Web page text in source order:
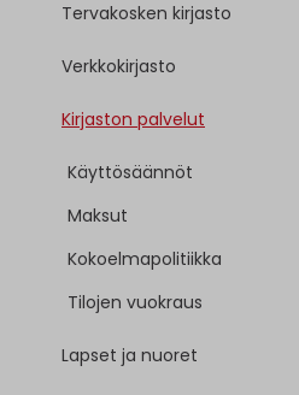
Tervakosken kirjasto
Verkkokirjasto
Kirjaston palvelut
Käyttösäännöt
Maksut
Kokoelmapolitiikka
Tilojen vuokraus
Lapset ja nuoret